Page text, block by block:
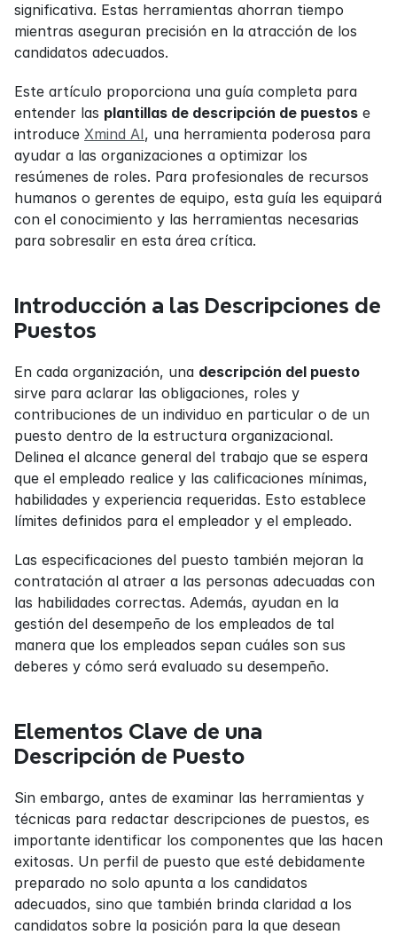
significativa. Estas herramientas ahorran tiempo
mientras aseguran precisión en la atracción de los
candidatos adecuados.
Este artículo proporciona una guía completa para
entender las plantillas de descripción de puestos e
introduce Xmind AI, una herramienta poderosa para
ayudar a las organizaciones a optimizar los
resúmenes de roles. Para profesionales de recursos
humanos o gerentes de equipo, esta guía les equipará
con el conocimiento y las herramientas necesarias
para sobresalir en esta área crítica.
Introducción a las Descripciones de
Puestos
En cada organización, una descripción del puesto
sirve para aclarar las obligaciones, roles y
contribuciones de un individuo en particular o de un
puesto dentro de la estructura organizacional.
Delinea el alcance general del trabajo que se espera
que el empleado realice y las calificaciones mínimas,
habilidades y experiencia requeridas. Esto establece
límites definidos para el empleador y el empleado.
Las especificaciones del puesto también mejoran la
contratación al atraer a las personas adecuadas con
las habilidades correctas. Además, ayudan en la
gestión del desempeño de los empleados de tal
manera que los empleados sepan cuáles son sus
deberes y cómo será evaluado su desempeño.
Elementos Clave de una
Descripción de Puesto
Sin embargo, antes de examinar las herramientas y
técnicas para redactar descripciones de puestos, es
importante identificar los componentes que las hacen
exitosas. Un perfil de puesto que esté debidamente
preparado no solo apunta a los candidatos
adecuados, sino que también brinda claridad a los
candidatos sobre la posición para la que desean